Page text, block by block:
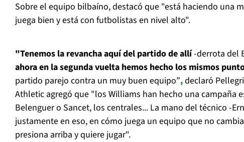
Sobre el equipo bilbaíno, destacó que "está haciendo una
juega bien y está con futbolistas en nivel alto".
"Tenemos la revancha aquí del partido de allí-derrota del
ahora en la segunda vuelta hemos hecho los mismos
partido parejo contra un muy buen equipo”,declaró
Athletic agregó que "los Williams han hecho una campaña
Belenguer o Sancet, los centrales... La mano del técnico -
justamente en eso, en cómo juega un equipo que no
presiona arriba y quiere jugar".